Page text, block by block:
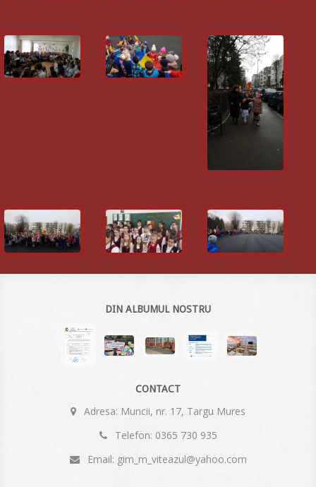
DIN ALBUMUL NOSTRU
CONTACT
Adresa: Muncii, nr. 17, Targu Mures
Telefon: 0365 730 935
Email: gim_m_viteazul@yahoo.com